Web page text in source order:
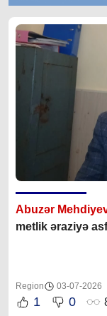
Abuzər
metlik əraziyə
Region 03-07-2026
1 0